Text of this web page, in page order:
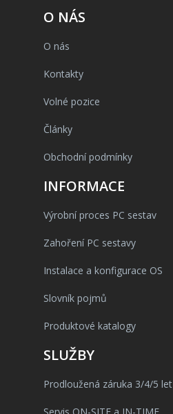
O NÁS
O nás
Kontakty
Volné pozice
Články
Obchodní podmínky
INFORMACE
Výrobní proces PC sestav
Zahoření PC sestavy
Instalace a konfigurace OS
Slovník pojmů
Produktové katalogy
SLUŽBY
Prodloužená záruka 3/4/5 let